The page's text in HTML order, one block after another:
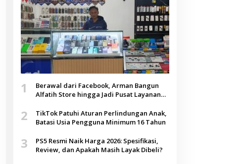
1
Berawal dari Facebook, Arman Bangun
Alfatih Store hingga Jadi Pusat Layanan
2
TikTok Patuhi Aturan Perlindungan Anak,
Batasi Usia Pengguna Minimum 16 Tahun
3
PS5 Resmi Naik Harga 2026: Spesifikasi,
Review, dan Apakah Masih Layak Dibeli?